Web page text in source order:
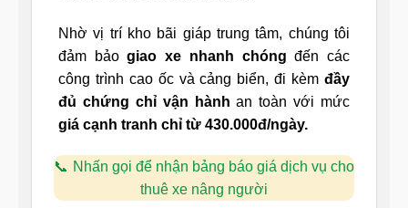
Nhờ vị trí kho bãi giáp trung tâm, chúng tôi
đảm bảogiao xe nhanh chóng đến các
công trình cao ốc và cảng biển, đi kèm đầy
đủ chứng chỉ vận hành an toàn với mức
giá cạnh tranh chỉ từ 430.000đ/ngày.
Nhấn gọi để nhận bảng báo giá dịch vụ cho
thuê xe nâng người